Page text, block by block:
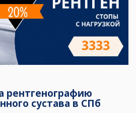
рентгенографию
сустава в СПб